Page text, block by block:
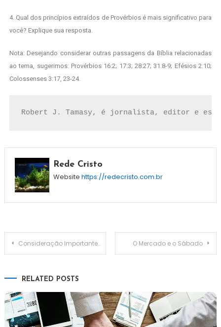
4. Qual dos princípios extraídos de Provérbios é mais significativo para
você? Explique sua resposta.
Nota: Desejando considerar outras passagens da Bíblia relacionadas
ao tema, sugerimos: Provérbios 16:2; 17:3; 28:27; 31:8-9; Efésios 2:10;
Colossenses 3:17, 23-24.
Robert J. Tamasy, é jornalista, editor e
Rede Cristo
Website https://redecristo.com.br
Consideração Importante: Porque estamos aqui? O Mercado e o Sábado
RELATED POSTS